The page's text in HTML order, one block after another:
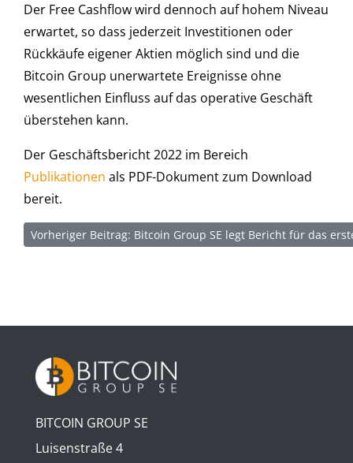
Der Free Cashflow wird dennoch auf hohem Niveau
erwartet, so dass jederzeit Investitionen oder
Rückkäufe eigener Aktien möglich sind und die
Bitcoin Group unerwartete Ereignisse ohne
wesentlichen Einfluss auf das operative Geschäft
überstehen kann.
Der Geschäftsbericht 2022 im Bereich
Publikationen als PDF-Dokument zum Download
bereit.
Vorheriger Beitrag: Bitcoin Group SE legt Bericht für das
BITCOIN GROUP SE
Luisenstraße 4